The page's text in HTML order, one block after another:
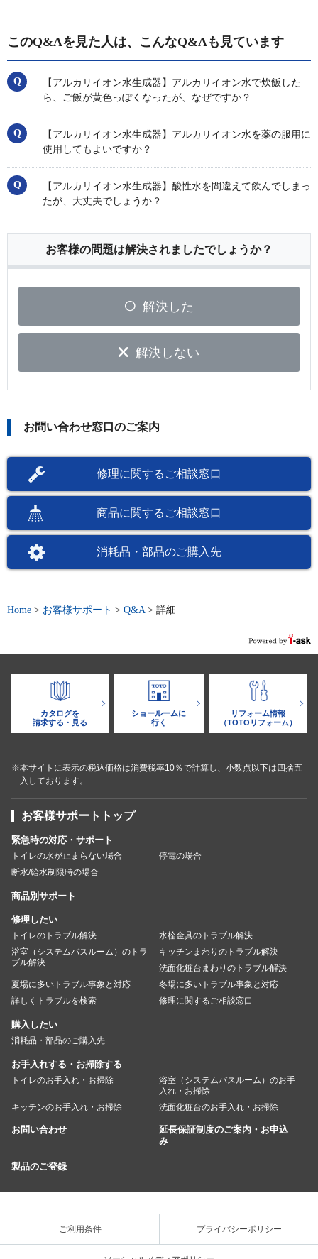
このQ&Aを見た人は、こんなQ&Aも見ています
【アルカリイオン水生成器】アルカリイオン水で炊飯した
ら、ご飯が黄色っぽくなったが、なぜですか？
【アルカリイオン水生成器】アルカリイオン水を薬の服用に
使用してもよいですか？
【アルカリイオン水生成器】酸性水を間違えて飲んでしまっ
たが、大丈夫でしょうか？
お客様の問題は解決されましたでしょうか？
解決した
解決しない
お問い合わせ窓口のご案内
修理に関するご相談窓口
商品に関するご相談窓口
消耗品・部品のご購入先
Home > お客様サポート > Q&A > 詳細
カタログを
請求する・見る
ショールームに
行く
リフォーム情報
（TOTOリフォーム）
※本サイトに表示の税込価格は消費税率10％で計算し、小数点以下は四捨五
入しております。
お客様サポートトップ
緊急時の対応・サポート
トイレの水が止まらない場合
停電の場合
断水/給水制限時の場合
商品別サポート
修理したい
トイレのトラブル解決
水栓金具のトラブル解決
浴室（システムバスルーム）のトラ
ブル解決
キッチンまわりのトラブル解決
洗面化粧台まわりのトラブル解決
夏場に多いトラブル事象と対応
冬場に多いトラブル事象と対応
詳しくトラブルを検索
修理に関するご相談窓口
購入したい
消耗品・部品のご購入先
お手入れする・お掃除する
トイレのお手入れ・お掃除
浴室（システムバスルーム）のお手
入れ・お掃除
キッチンのお手入れ・お掃除
洗面化粧台のお手入れ・お掃除
お問い合わせ
延長保証制度のご案内・お申込
み
製品のご登録
ご利用条件 プライバシーポリシー